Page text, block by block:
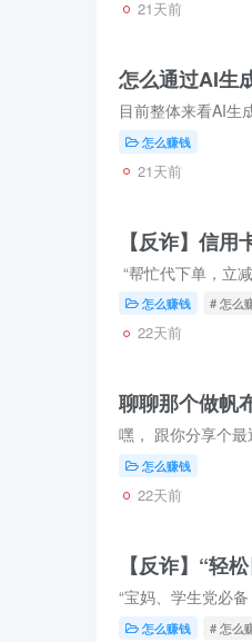
21天前
怎么通过AI生
怎么赚钱
21天前
【反诈】信
怎么赚钱 # 怎么
22天前
聊聊那个做帆
怎么赚钱
22天前
【反诈】“轻
怎么赚钱 # 怎么